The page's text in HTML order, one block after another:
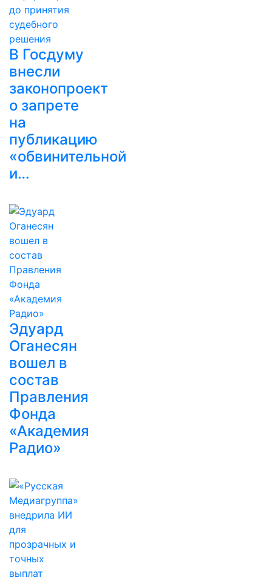
В Госдуму
внесли
законопроект
о запрете
на
публикацию
«обвинительной
и…
Эдуард
Оганесян
вошел в
состав
Правления
Фонда
«Академия
Радио»